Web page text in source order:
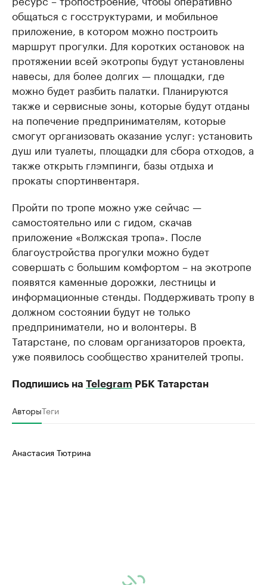
общаться с госструктурами, и мобильное
приложение, в котором можно построить
маршрут прогулки. Для коротких остановок на
протяжении всей экотропы будут установлены
навесы, для более долгих — площадки, где
можно будет разбить палатки. Планируются
также и сервисные зоны, которые будут отданы
на попечение предпринимателям, которые
смогут организовать оказание услуг: установить
душ или туалеты, площадки для сбора отходов, а
также открыть глэмпинги, базы отдыха и
прокаты спортинвентаря.
Пройти по тропе можно уже сейчас —
самостоятельно или с гидом, скачав
приложение «Волжская тропа». После
благоустройства прогулки можно будет
совершать с большим комфортом – на экотропе
появятся каменные дорожки, лестницы и
информационные стенды. Поддерживать тропу в
должном состоянии будут не только
предприниматели, но и волонтеры. В
Татарстане, по словам организаторов проекта,
уже появилось сообщество хранителей тропы.
Подпишись на Telegram РБК Татарстан
АвторыТеги
Анастасия Тютрина